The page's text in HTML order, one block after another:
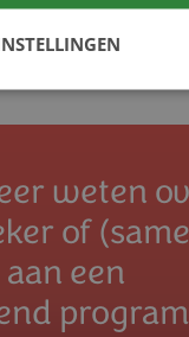
weten
of
een